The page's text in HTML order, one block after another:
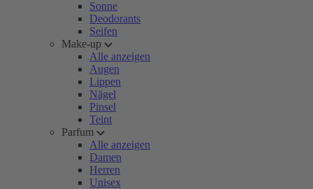
Sonne
Deodorants
Seifen
Make-up
Alle anzeigen
Augen
Lippen
Nägel
Pinsel
Teint
Parfum
Alle anzeigen
Damen
Herren
Unisex